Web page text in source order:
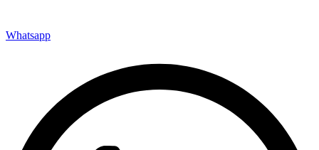
Whatsapp